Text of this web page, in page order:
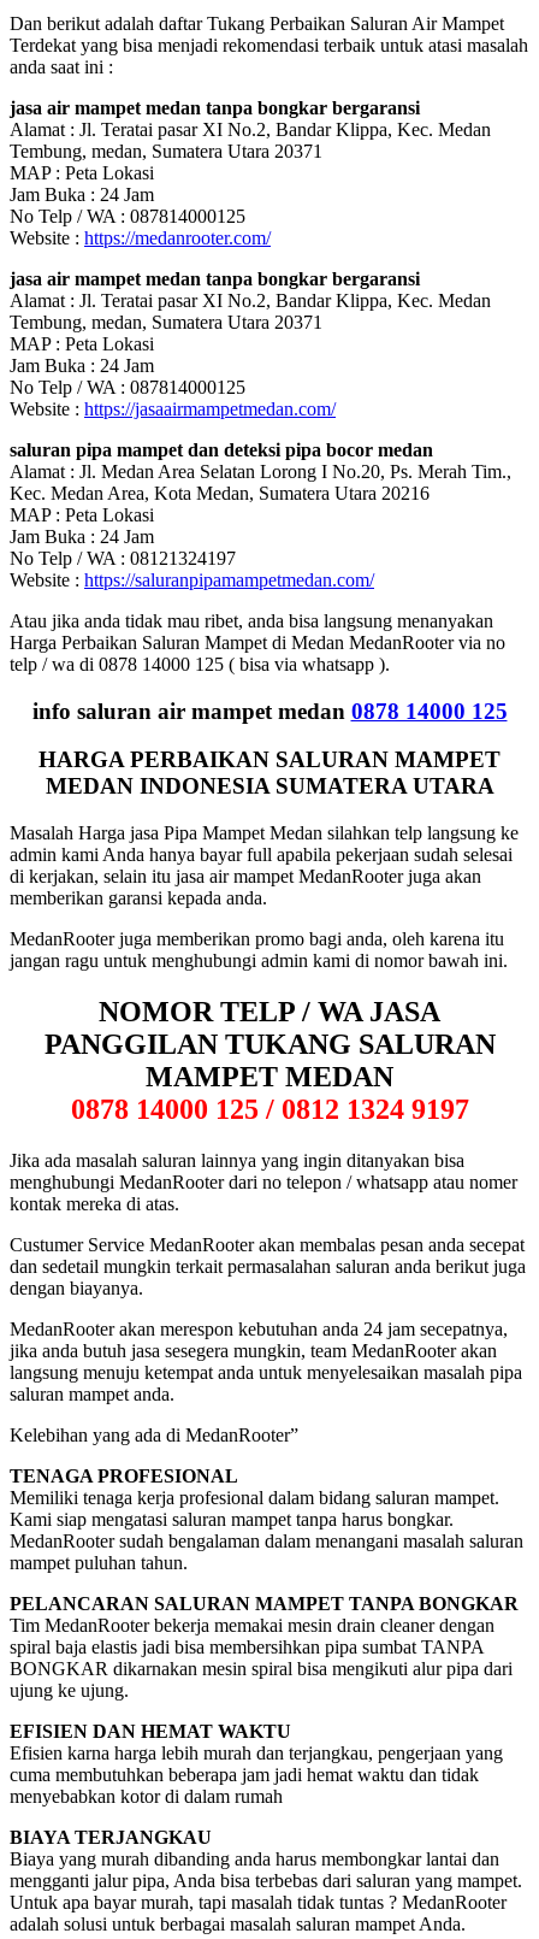
Dan berikut adalah daftar Tukang Perbaikan Saluran Air Mampet
Terdekat yang bisa menjadi rekomendasi terbaik untuk atasi masalah
anda saat ini :
jasa air mampet medan tanpa bongkar bergaransi
Alamat : Jl. Teratai pasar XI No.2, Bandar Klippa, Kec. Medan
Tembung, medan, Sumatera Utara 20371
MAP : Peta Lokasi
Jam Buka : 24 Jam
No Telp / WA : 087814000125
Website : https://medanrooter.com/
jasa air mampet medan tanpa bongkar bergaransi
Alamat : Jl. Teratai pasar XI No.2, Bandar Klippa, Kec. Medan
Tembung, medan, Sumatera Utara 20371
MAP : Peta Lokasi
Jam Buka : 24 Jam
No Telp / WA : 087814000125
Website : https://jasaairmampetmedan.com/
saluran pipa mampet dan deteksi pipa bocor medan
Alamat : Jl. Medan Area Selatan Lorong I No.20, Ps. Merah Tim.,
Kec. Medan Area, Kota Medan, Sumatera Utara 20216
MAP : Peta Lokasi
Jam Buka : 24 Jam
No Telp / WA : 08121324197
Website : https://saluranpipamampetmedan.com/
Atau jika anda tidak mau ribet, anda bisa langsung menanyakan
Harga Perbaikan Saluran Mampet di Medan MedanRooter via no
telp / wa di 0878 14000 125 ( bisa via whatsapp ).
info saluran air mampet medan 0878 14000 125
HARGA PERBAIKAN SALURAN MAMPET
MEDAN INDONESIA SUMATERA UTARA
Masalah Harga jasa Pipa Mampet Medan silahkan telp langsung ke
admin kami Anda hanya bayar full apabila pekerjaan sudah selesai
di kerjakan, selain itu jasa air mampet MedanRooter juga akan
memberikan garansi kepada anda.
MedanRooter juga memberikan promo bagi anda, oleh karena itu
jangan ragu untuk menghubungi admin kami di nomor bawah ini.
NOMOR TELP / WA JASA
PANGGILAN TUKANG SALURAN
MAMPET MEDAN
0878 14000 125 / 0812 1324 9197
Jika ada masalah saluran lainnya yang ingin ditanyakan bisa
menghubungi MedanRooter dari no telepon / whatsapp atau nomer
kontak mereka di atas.
Custumer Service MedanRooter akan membalas pesan anda secepat
dan sedetail mungkin terkait permasalahan saluran anda berikut juga
dengan biayanya.
MedanRooter akan merespon kebutuhan anda 24 jam secepatnya,
jika anda butuh jasa sesegera mungkin, team MedanRooter akan
langsung menuju ketempat anda untuk menyelesaikan masalah pipa
saluran mampet anda.
Kelebihan yang ada di MedanRooter”
TENAGA PROFESIONAL
Memiliki tenaga kerja profesional dalam bidang saluran mampet.
Kami siap mengatasi saluran mampet tanpa harus bongkar.
MedanRooter sudah bengalaman dalam menangani masalah saluran
mampet puluhan tahun.
PELANCARAN SALURAN MAMPET TANPA BONGKAR
Tim MedanRooter bekerja memakai mesin drain cleaner dengan
spiral baja elastis jadi bisa membersihkan pipa sumbat TANPA
BONGKAR dikarnakan mesin spiral bisa mengikuti alur pipa dari
ujung ke ujung.
EFISIEN DAN HEMAT WAKTU
Efisien karna harga lebih murah dan terjangkau, pengerjaan yang
cuma membutuhkan beberapa jam jadi hemat waktu dan tidak
menyebabkan kotor di dalam rumah
BIAYA TERJANGKAU
Biaya yang murah dibanding anda harus membongkar lantai dan
mengganti jalur pipa, Anda bisa terbebas dari saluran yang mampet.
Untuk apa bayar murah, tapi masalah tidak tuntas ? MedanRooter
adalah solusi untuk berbagai masalah saluran mampet Anda.